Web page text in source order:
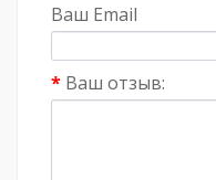
Ваш Email
Ваш отзыв: